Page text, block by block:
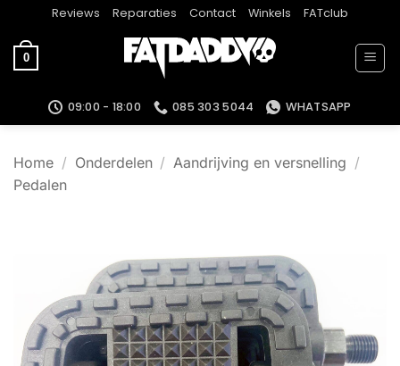
inhoud
Reviews Reparaties Contact Winkels FATclub
0
09:00 - 18:00 085 303 5044 WHATSAPP
Home / Onderdelen / Aandrijving en versnelling /
Pedalen